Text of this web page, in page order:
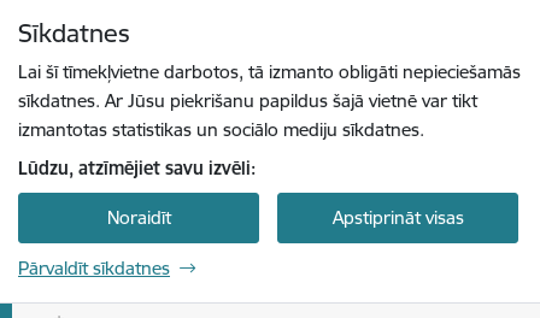
Sīkdatnes
Lai šī tīmekļvietne darbotos, tā izmanto obligāti nepieciešamās
sīkdatnes. Ar Jūsu piekrišanu papildus šajā vietnē var tikt
izmantotas statistikas un sociālo mediju sīkdatnes.
Lūdzu, atzīmējiet savu izvēli:
Noraidīt Apstiprināt visas
Pārvaldīt sīkdatnes